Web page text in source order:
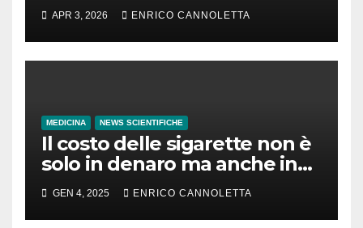
APR 3, 2026 ENRICO CANNOLETTA
MEDICINA NEWS SCIENTIFICHE
Il costo delle sigarette non è
solo in denaro ma anche in
tempo di vita
GEN 4, 2025 ENRICO CANNOLETTA